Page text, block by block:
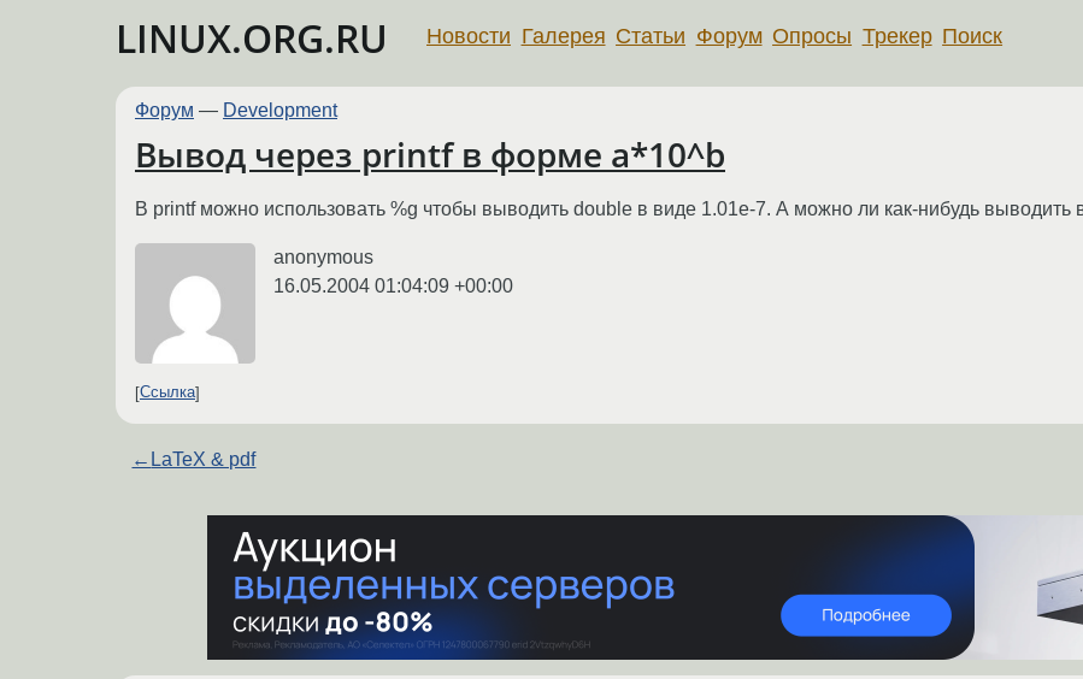
LINUX.ORG.RU Новости Галерея Статьи Форум Опросы Трекер Поиск
Форум — Development
Вывод через printf в форме a*10^b
В printf можно использовать %g чтобы выводить double в виде 1.01e-7. А можно ли как-нибудь
anonymous
16.05.2004 01:04:09 +00:00
Ссылка
← LaTeX & pdf